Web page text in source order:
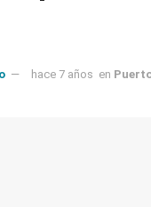
hace 7 años en